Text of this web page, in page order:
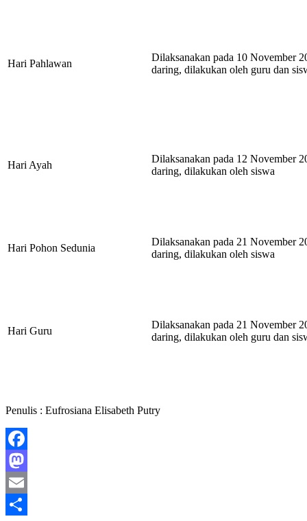
Hari Pahlawan
Dilaksanakan pada 10 November
daring, dilakukan oleh guru dan
Hari Ayah
Dilaksanakan pada 12 November
daring, dilakukan oleh siswa
Hari Pohon Sedunia
Dilaksanakan pada 21 November
daring, dilakukan oleh siswa
Hari Guru
Dilaksanakan pada 21 November
daring, dilakukan oleh guru dan
Penulis : Eufrosiana Elisabeth Putry
Facebook
Mastodon
Email